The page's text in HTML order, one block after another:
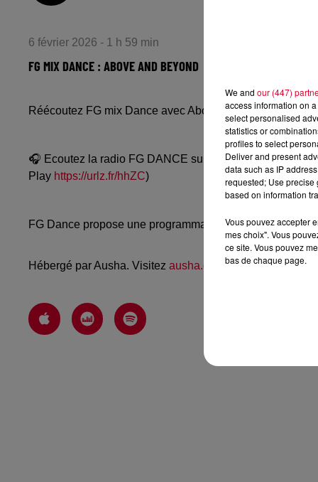
6 février 2026 - 1 h 59 min
FG MIX DANCE : ABOVE AND BEYOND
Réécoutez FG mix Dance avec Above and Beyond du
🎧 Ecoutez la radio FG DANCE sur
www.radiofg.com/fg-
Play https://urlz.fr/hhZC)
FG Dance propose une programmation dance, EDM,
Hébergé par Ausha. Visitez ausha.co/politique-de-
We and our (447)
access information on
select personalised
statistics or
profiles to select
Deliver and present
data such as IP
requested; Use precise
based on information
Vous pouvez accepter
mes choix". Vous
ce site. Vous pouvez
bas de chaque page.